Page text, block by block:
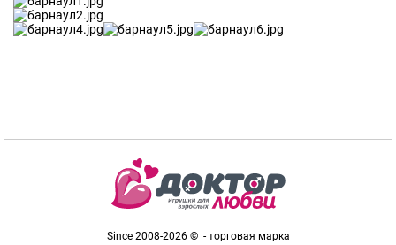
Since 2008-2026 © - торговая марка